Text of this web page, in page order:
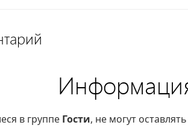
в группе Гости, не могут